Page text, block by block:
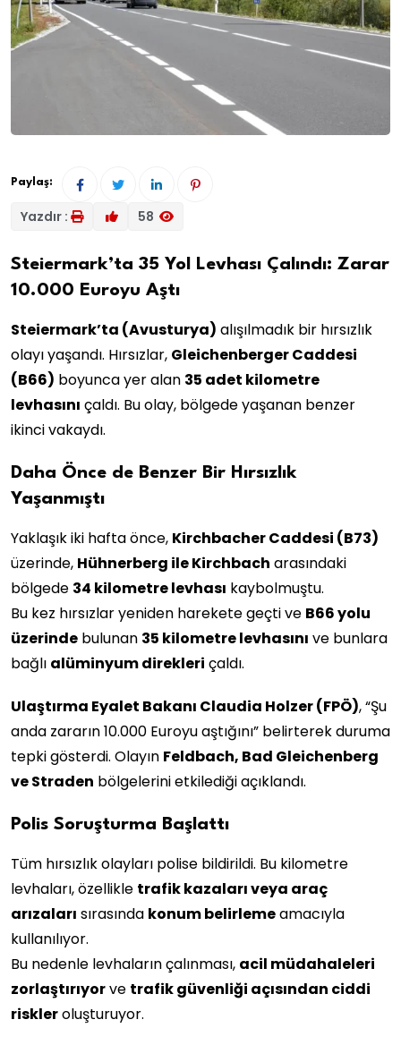
Paylaş:
Yazdır : 58
Steiermark’ta 35 Yol Levhası Çalındı: Zarar
10.000 Euroyu Aştı
Steiermark’ta (Avusturya) alışılmadık bir hırsızlık
olayı yaşandı. Hırsızlar, Gleichenberger Caddesi
(B66) boyunca yer alan 35 adet kilometre
levhasını çaldı. Bu olay, bölgede yaşanan benzer
ikinci vakaydı.
Daha Önce de Benzer Bir Hırsızlık
Yaşanmıştı
Yaklaşık iki hafta önce, Kirchbacher Caddesi (B73)
üzerinde, Hühnerberg ile Kirchbach arasındaki
bölgede 34 kilometre levhası kaybolmuştu.
Bu kez hırsızlar yeniden harekete geçti ve B66 yolu
üzerinde bulunan 35 kilometre levhasını ve bunlara
bağlı alüminyum direkleri çaldı.
Ulaştırma Eyalet Bakanı Claudia Holzer (FPÖ), “Şu
anda zararın 10.000 Euroyu aştığını” belirterek duruma
tepki gösterdi. Olayın Feldbach, Bad Gleichenberg
ve Straden bölgelerini etkilediği açıklandı.
Polis Soruşturma Başlattı
Tüm hırsızlık olayları polise bildirildi. Bu kilometre
levhaları, özellikle trafik kazaları veya araç
arızaları sırasında konum belirlemeamacıyla
kullanılıyor.
Bu nedenle levhaların çalınması, acil müdahaleleri
zorlaştırıyorve trafik güvenliği açısından ciddi
riskleroluşturuyor.